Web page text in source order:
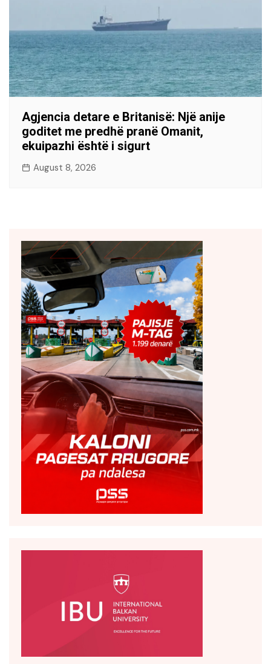
Agjencia detare e Britanisë: Një anije
goditet me predhë pranë Omanit,
ekuipazhi është i sigurt
August 8, 2026